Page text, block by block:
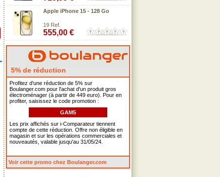
Apple iPhone 15 - 128 Go
19 Ref.
555,00 €
5% de réduction
Profitez d'une réduction de 5% sur
Boulanger.com pour l'achat d'un produit gros
électroménager (à partir de 449 euro). Pour en
profiter, saisissez le code promotion :
GAM5
Les prix affichés sur i-Comparateur tiennent
compte de cette réduction. Offre non éligible en
magasin et sur les opérations commerciales et
nouveautés, valable jusqu'au 31/05/24.
Voir cette promo chez Boulanger.com